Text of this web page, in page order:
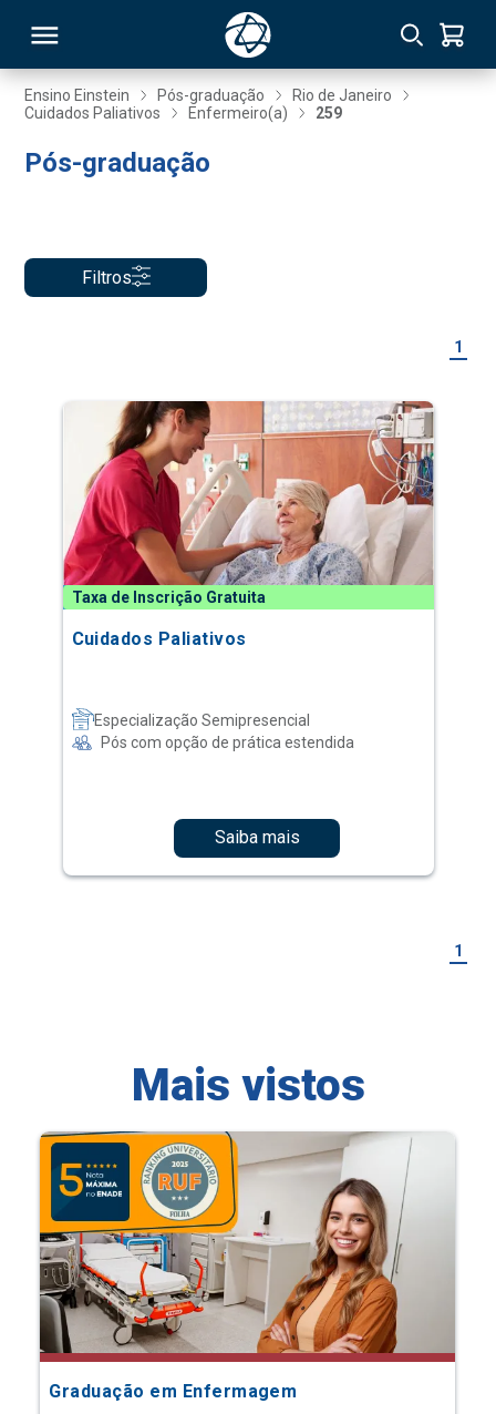
Ensino Einstein Pós-graduação
Rio de Janeiro
Cuidados Paliativos
Enfermeiro(a) 259
Pós-graduação
Filtros
1
Taxa de Inscrição Gratuita
Cuidados Paliativos
Especialização Semipresencial
Pós com opção de prática estendida
Saiba mais
1
Mais vistos
Graduação em Enfermagem